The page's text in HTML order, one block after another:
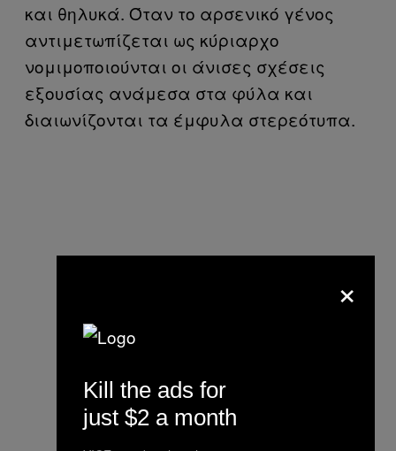
και θηλυκά. Όταν το αρσενικό γένος
αντιμετωπίζεται ως κύριαρχο
νομιμοποιούνται οι άνισες σχέσεις
εξουσίας ανάμεσα στα φύλα και
διαιωνίζονται τα έμφυλα στερεότυπα.
×
Kill the ads for
just $2 a month